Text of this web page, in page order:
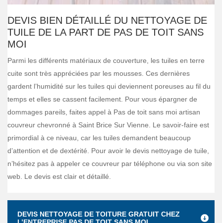
DEVIS BIEN DÉTAILLÉ DU NETTOYAGE DE
TUILE DE LA PART DE PAS DE TOIT SANS
MOI
Parmi les différents matériaux de couverture, les tuiles en terre
cuite sont très appréciées par les mousses. Ces dernières
gardent l’humidité sur les tuiles qui deviennent poreuses au fil du
temps et elles se cassent facilement. Pour vous épargner de
dommages pareils, faites appel à Pas de toit sans moi artisan
couvreur chevronné à Saint Brice Sur Vienne. Le savoir-faire est
primordial à ce niveau, car les tuiles demandent beaucoup
d’attention et de dextérité. Pour avoir le devis nettoyage de tuile,
n’hésitez pas à appeler ce couvreur par téléphone ou via son site
web. Le devis est clair et détaillé.
DEVIS NETTOYAGE DE TOITURE GRATUIT CHEZ